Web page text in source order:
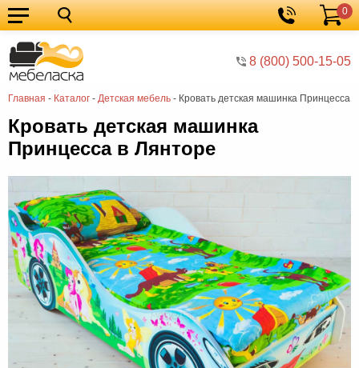
8 (800) 500-15-05
Корзина
0
Главная - Каталог - Детская мебель - Кровать детская машинка Принцесса
Кухонные
гарнитуры
Мебель
для
кухни
Мебель
для
спальни
Кровати
Шкафы
Диваны
мебель
Детская
мебель
Мебель
гостиную
Мебель
прихожей
Столы
Офисная
Кровать детская машинка
Принцесса в Лянторе